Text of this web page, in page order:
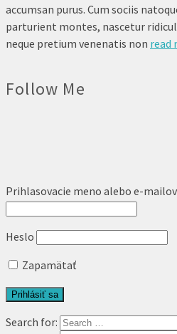
accumsan purus. Cum sociis
parturient montes, nascetur
neque pretium venenatis non read
Follow Me
Prihlasovacie meno alebo e-
Heslo
Zapamätať
Search for: